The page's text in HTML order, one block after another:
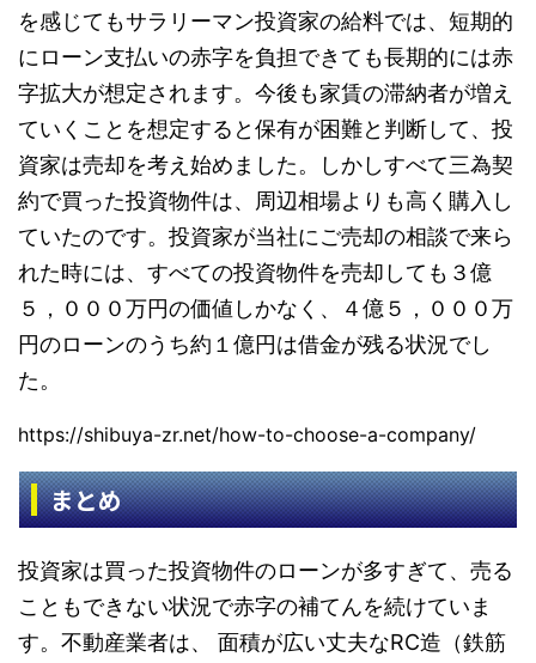
を感じてもサラリーマン投資家の給料では、短期的
にローン支払いの赤字を負担できても長期的には赤
字拡大が想定されます。今後も家賃の滞納者が増え
ていくことを想定すると保有が困難と判断して、投
資家は売却を考え始めました。しかしすべて三為契
約で買った投資物件は、周辺相場よりも高く購入し
ていたのです。投資家が当社にご売却の相談で来ら
れた時には、すべての投資物件を売却しても３億
５，０００万円の価値しかなく、４億５，０００万
円のローンのうち約１億円は借金が残る状況でし
た。
https://shibuya-zr.net/how-to-choose-a-company/
まとめ
投資家は買った投資物件のローンが多すぎて、売る
こともできない状況で赤字の補てんを続けていま
す。不動産業者は、 面積が広い丈夫なRC造（鉄筋